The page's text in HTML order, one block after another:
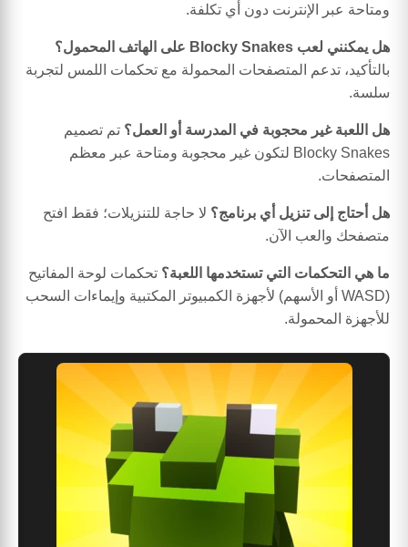
ومتاحة عبر الإنترنت دون أي تكلفة.
هل يمكنني لعب Blocky Snakes على الهاتف المحمول؟
بالتأكيد، تدعم المتصفحات المحمولة مع تحكمات اللمس لتجربة
سلسة.
هل اللعبة غير محجوبة في المدرسة أو العمل؟ تم تصميم
Blocky Snakes لتكون غير محجوبة ومتاحة عبر معظم
المتصفحات.
هل أحتاج إلى تنزيل أي برنامج؟ لا حاجة للتنزيلات؛ فقط افتح
متصفحك والعب الآن.
ما هي التحكمات التي تستخدمها اللعبة؟ تحكمات لوحة المفاتيح
(WASD أو الأسهم) لأجهزة الكمبيوتر المكتبية وإيماءات السحب
للأجهزة المحمولة.